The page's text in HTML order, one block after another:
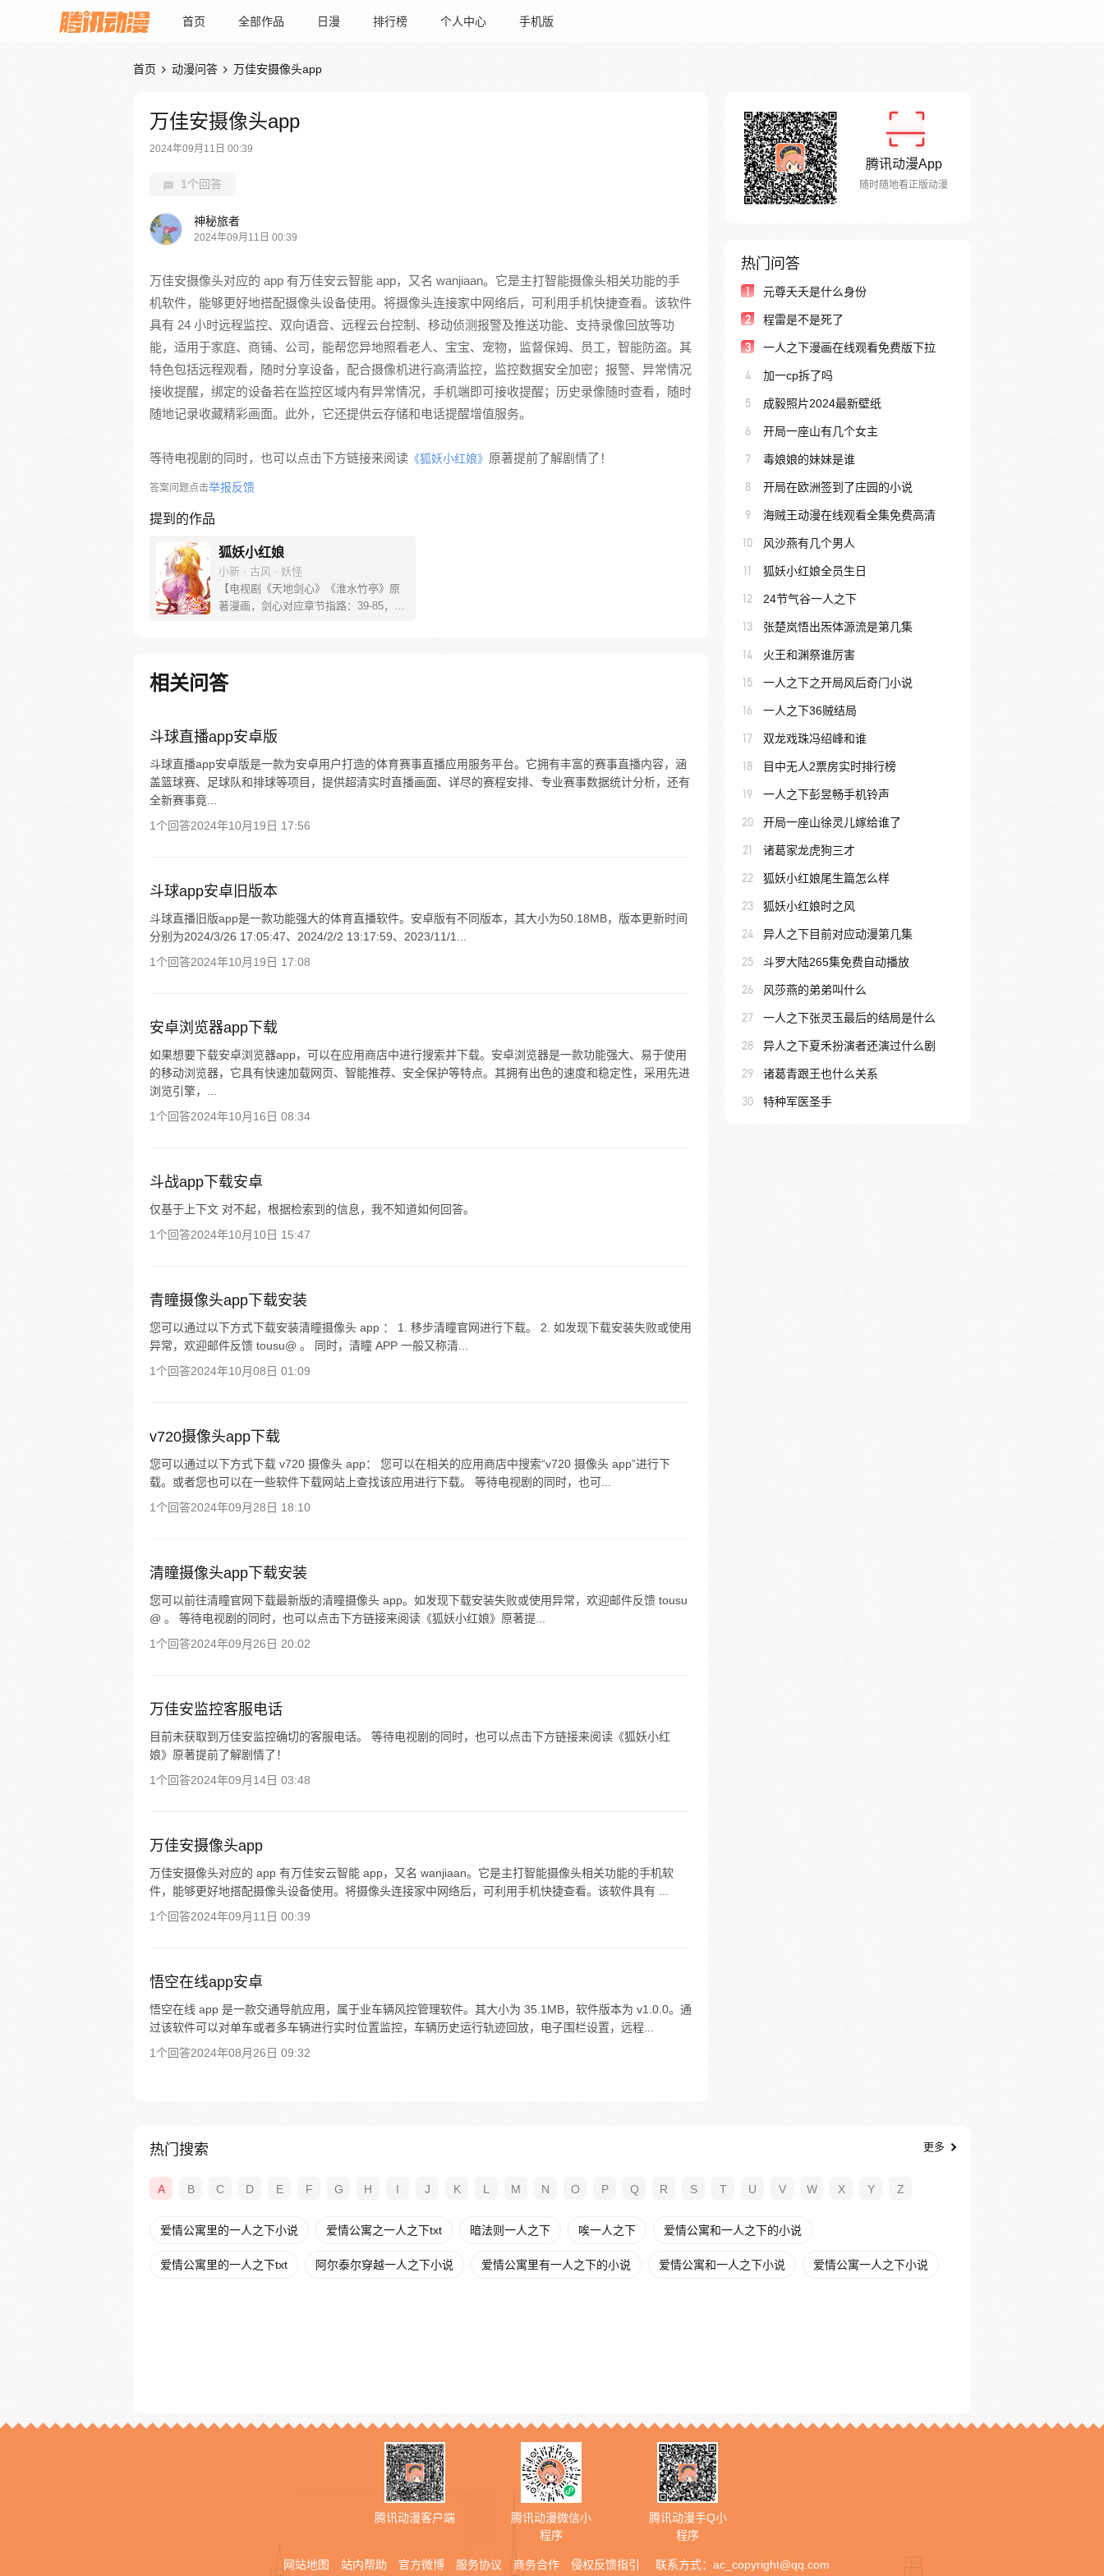
首页 全部作品 日漫 排行榜 个人中心 手机版
首页  动漫问答  万佳安摄像头app
万佳安摄像头app
2024年09月11日 00:39
1个回答
神秘旅者
2024年09月11日 00:39
万佳安摄像头对应的 app 有万佳安云智能 app，又名 wanjiaan。它是主打智能摄像头相关功能的手
机软件，能够更好地搭配摄像头设备使用。将摄像头连接家中网络后，可利用手机快捷查看。该软件
具有 24 小时远程监控、双向语音、远程云台控制、移动侦测报警及推送功能、支持录像回放等功
能，适用于家庭、商铺、公司，能帮您异地照看老人、宝宝、宠物，监督保姆、员工，智能防盗。其
特色包括远程观看，随时分享设备，配合摄像机进行高清监控，监控数据安全加密；报警、异常情况
接收提醒，绑定的设备若在监控区域内有异常情况，手机端即可接收提醒；历史录像随时查看，随时
随地记录收藏精彩画面。此外，它还提供云存储和电话提醒增值服务。
等待电视剧的同时，也可以点击下方链接来阅读 《狐妖小红娘》 原著提前了解剧情了！
答案问题点击举报反馈
提到的作品
狐妖小红娘
小新 · 古风 · 妖怪
【电视剧《天地剑心》《淮水竹亭》原
著漫画，剑心对应章节指路：39-85，淮
新。）
相关问答
斗球直播app安卓版
斗球直播app安卓版是一款为安卓用户打造的体育赛事直播应用服务平台。它拥有丰富的赛事直播内容，涵
盖篮球赛、足球队和排球等项目，提供超清实时直播画面、详尽的赛程安排、专业赛事数据统计分析，还有
全新赛事竟...
1个回答2024年10月19日 17:56
斗球app安卓旧版本
斗球直播旧版app是一款功能强大的体育直播软件。安卓版有不同版本，其大小为50.18MB，版本更新时间
分别为2024/3/26 17:05:47、2024/2/2 13:17:59、2023/11/1...
1个回答2024年10月19日 17:08
安卓浏览器app下载
如果想要下载安卓浏览器app，可以在应用商店中进行搜索并下载。安卓浏览器是一款功能强大、易于使用
的移动浏览器，它具有快速加载网页、智能推荐、安全保护等特点。其拥有出色的速度和稳定性，采用先进
浏览引擎，...
1个回答2024年10月16日 08:34
斗战app下载安卓
仅基于上下文 对不起，根据检索到的信息，我不知道如何回答。
1个回答2024年10月10日 15:47
青瞳摄像头app下载安装
您可以通过以下方式下载安装清瞳摄像头 app ： 1. 移步清瞳官网进行下载。 2. 如发现下载安装失败或使用
异常，欢迎邮件反馈 tousu@ 。 同时，清瞳 APP 一般又称清...
1个回答2024年10月08日 01:09
v720摄像头app下载
您可以通过以下方式下载 v720 摄像头 app： 您可以在相关的应用商店中搜索“v720 摄像头 app”进行下
载。或者您也可以在一些软件下载网站上查找该应用进行下载。 等待电视剧的同时，也可...
1个回答2024年09月28日 18:10
清瞳摄像头app下载安装
您可以前往清瞳官网下载最新版的清瞳摄像头 app。如发现下载安装失败或使用异常，欢迎邮件反馈 tousu
@ 。 等待电视剧的同时，也可以点击下方链接来阅读《狐妖小红娘》原著提...
1个回答2024年09月26日 20:02
万佳安监控客服电话
目前未获取到万佳安监控确切的客服电话。 等待电视剧的同时，也可以点击下方链接来阅读《狐妖小红
娘》原著提前了解剧情了！
1个回答2024年09月14日 03:48
万佳安摄像头app
万佳安摄像头对应的 app 有万佳安云智能 app，又名 wanjiaan。它是主打智能摄像头相关功能的手机软
件，能够更好地搭配摄像头设备使用。将摄像头连接家中网络后，可利用手机快捷查看。该软件具有 ...
1个回答2024年09月11日 00:39
悟空在线app安卓
悟空在线 app 是一款交通导航应用，属于业车辆风控管理软件。其大小为 35.1MB，软件版本为 v1.0.0。通
过该软件可以对单车或者多车辆进行实时位置监控，车辆历史运行轨迹回放，电子围栏设置，远程...
1个回答2024年08月26日 09:32
腾讯动漫App
随时随地看正版动漫
热门问答
1 元尊夭夭是什么身份
2 程雷是不是死了
3 一人之下漫画在线观看免费版下拉
4 加一cp拆了吗
5 成毅照片2024最新壁纸
6 开局一座山有几个女主
7 毒娘娘的妹妹是谁
8 开局在欧洲签到了庄园的小说
9 海贼王动漫在线观看全集免费高清
10 风沙燕有几个男人
11 狐妖小红娘全员生日
12 24节气谷一人之下
13 张楚岚悟出炁体源流是第几集
14 火王和渊祭谁厉害
15 一人之下之开局风后奇门小说
16 一人之下36贼结局
17 双龙戏珠冯绍峰和谁
18 目中无人2票房实时排行榜
19 一人之下彭昱畅手机铃声
20 开局一座山徐灵儿嫁给谁了
21 诸葛家龙虎狗三才
22 狐妖小红娘尾生篇怎么样
23 狐妖小红娘时之风
24 异人之下目前对应动漫第几集
25 斗罗大陆265集免费自动播放
26 风莎燕的弟弟叫什么
27 一人之下张灵玉最后的结局是什么
28 异人之下夏禾扮演者还演过什么剧
29 诸葛青跟王也什么关系
30 特种军医圣手
热门搜索 更多
A B C D E F G H I J K L M N O P Q R S T U V W X Y Z
爱情公寓里的一人之下小说 爱情公寓之一人之下txt 暗法则一人之下 唉一人之下 爱情公寓和一人之下的小说
爱情公寓里的一人之下txt 阿尔泰尔穿越一人之下小说 爱情公寓里有一人之下的小说 爱情公寓和一人之下小说 爱情公寓一人之下小说
腾讯动漫客户端
腾讯动漫微信小
程序
腾讯动漫手Q小
程序
网站地图 站内帮助 官方微博 服务协议 商务合作 侵权反馈指引 联系方式： ac_copyright@qq.com